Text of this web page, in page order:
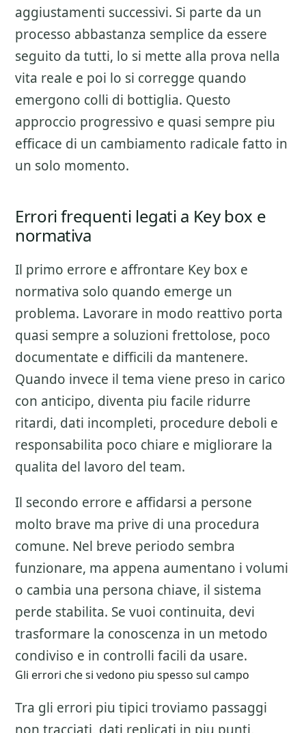
aggiustamenti successivi. Si parte da un
processo abbastanza semplice da essere
seguito da tutti, lo si mette alla prova nella
vita reale e poi lo si corregge quando
emergono colli di bottiglia. Questo
approccio progressivo e quasi sempre piu
efficace di un cambiamento radicale fatto in
un solo momento.
Errori frequenti legati a Key box e
normativa
Il primo errore e affrontare Key box e
normativa solo quando emerge un
problema. Lavorare in modo reattivo porta
quasi sempre a soluzioni frettolose, poco
documentate e difficili da mantenere.
Quando invece il tema viene preso in carico
con anticipo, diventa piu facile ridurre
ritardi, dati incompleti, procedure deboli e
responsabilita poco chiare e migliorare la
qualita del lavoro del team.
Il secondo errore e affidarsi a persone
molto brave ma prive di una procedura
comune. Nel breve periodo sembra
funzionare, ma appena aumentano i volumi
o cambia una persona chiave, il sistema
perde stabilita. Se vuoi continuita, devi
trasformare la conoscenza in un metodo
condiviso e in controlli facili da usare.
Gli errori che si vedono piu spesso sul campo
Tra gli errori piu tipici troviamo passaggi